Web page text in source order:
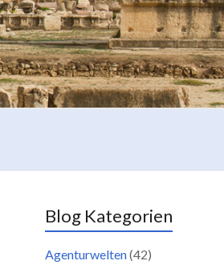
Blog Kategorien
Agenturwelten(42)